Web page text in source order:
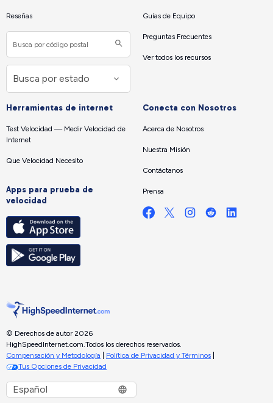
Reseñas Guías de Equipo
Preguntas Frecuentes
Ver todos los recursos
Herramientas de internet
Test Velocidad — Medir Velocidad de
Internet
Que Velocidad Necesito
Apps para prueba de
velocidad
Conecta con Nosotros
Acerca de Nosotros
Nuestra Misión
Contáctanos
Prensa
© Derechos de autor 2026
HighSpeedInternet.com. Todos los derechos reservados.
Compensación y Metodología
Política de Privacidad y Términos
Tus Opciones de Privacidad